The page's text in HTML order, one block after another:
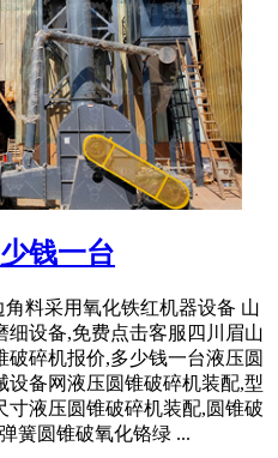
钱一台
料采用氧化铁红机器设备 山
细设备,免费点击客服四川眉山
破碎机报价,多少钱一台液压圆
设备网液压圆锥破碎机装配,型
寸液压圆锥破碎机装配,圆锥破
簧圆锥破氧化铬绿 ...